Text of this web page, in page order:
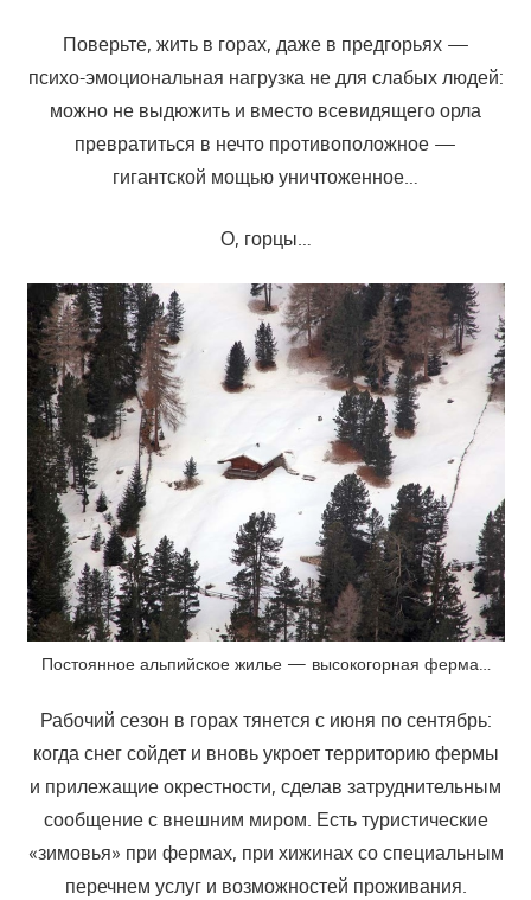
Поверьте, жить в горах, даже в предгорьях —
психо-эмоциональная нагрузка не для слабых людей:
можно не выдюжить и вместо всевидящего орла
превратиться в нечто противоположное —
гигантской мощью уничтоженное…
О, горцы…
Постоянное альпийское жилье — высокогорная ферма…
Рабочий сезон в горах тянется с июня по сентябрь:
когда снег сойдет и вновь укроет территорию фермы
и прилежащие окрестности, сделав затруднительным
сообщение с внешним миром. Есть туристические
«зимовья» при фермах, при хижинах со специальным
перечнем услуг и возможностей проживания.